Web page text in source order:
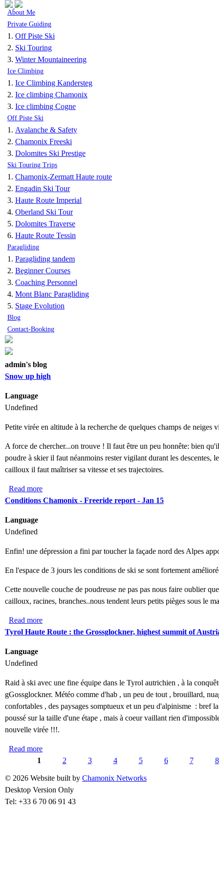
Skip to navigation
Skip to main content
About Me
Private Guiding
Off Piste Ski
Ski Touring
Winter Mountaineering
Ice Climbing
Ice Climbing Kandersteg
Ice climbing Chamonix
Ice climbing Cogne
Off Piste Ski
Avalanche & Safety
Chamonix Freeski
Dolomites Ski Prestige
Ski Touring Trips
Chamonix-Zermatt Haute route
Engadin Ski Tour
Haute Route Imperial
Oberland Ski Tour
Dolomites Traverse
Haute Route Tessin
Paragliding
Paragliding tandem
Beginner Courses
Coaching Personnel
Mont Blanc Paragliding
Stage Evolution
Blog
Contact-Booking
admin's blog
Snow up high
Language
Undefined
Petite virée en altitude à la recherche de quelques champs de neiges
A force de chercher...on trouve ! Il faut être un peu honnête: bien
poudre à skier il faut néanmoins rester vigilant durant les descentes,
cailloux il faut maîtriser sa vitesse et ses trajectoires.
Read more
Conditions Chamonix - Freeride report - Jan 15
Language
Undefined
Enfin! une dépression a fini par toucher la façade nord des Alpes
En l'espace de 3 jours les conditions de ski se sont fortement
Cette nouvelle couche de poudreuse ne pas pas nous faire oublier
cailloux, racines, branches..nous tendent leurs petits pièges sous le
Read more
Tyrol Haute Route : the Grossglockner, highest summit of
Language
Undefined
Raid à ski avec une fine équipe dans le Tyrol autrichien , à la
gGossglockner. Météo comme d'hab , un peu de tout , brouillard,
confortables , des paysages somptueux et un peu d'alpinisme : bref
poussé sur la taille d'une étape , mais à coeur vaillant rien
nouvelle virée !!!.
Read more
1 2 3 4 5 6 7 8
© 2026 Website built by Chamonix Networks
Desktop Version Only
Tel: +33 6 70 06 91 43